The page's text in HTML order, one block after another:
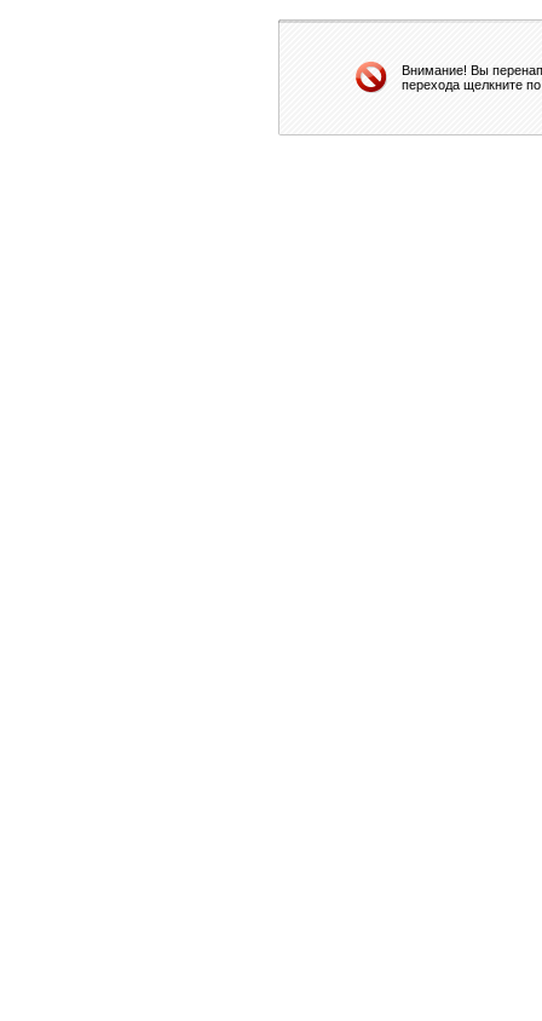
Внимание! Вы
перехода щелкните